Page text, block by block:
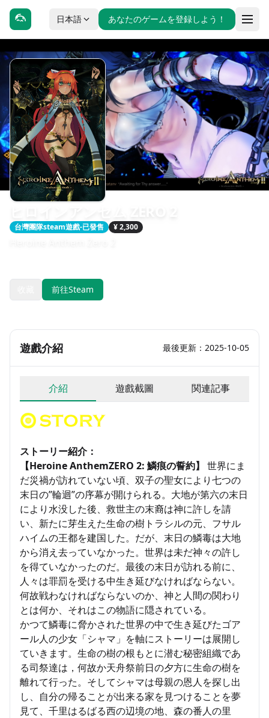
日本語 あなたのゲームを登録しよう！
台灣團隊steam遊戲-已發售 ¥ 2,300
前往Steam
遊戲介紹 最後更新：2025-10-05
介紹 遊戲截圖 関連記事
ストーリー紹介：
【Heroine AnthemZERO 2: 鱗痕の誓約】
世界にま
だ災禍が訪れていない頃、双子の聖女により七つの
末日の”輪迴”の序幕が開けられる。大地が第六の末日
により水没した後、救世主の末裔は神に許しを請
い、新たに芽生えた生命の樹トラシルの元、フサル
ハイムの王都を建国した。だが、末日の鱗毒は大地
から消え去っていなかった。世界は未だ神々の許し
を得ていなかったのだ。最後の末日が訪れる前に、
人々は罪罰を受ける中生き延びなければならない。
何故戦わなければならないのか、神と人間の関わり
とは何か、それはこの物語に隠されている。
かつて鱗毒に脅かされた世界の中で生き延びたゴア
ール人の少女「シャマ」を軸にストーリーは展開し
ていきます。生命の樹の根もとに潜む秘密組織であ
る司祭達は，何故か天舟祭前日の夕方に生命の樹を
離れて行った。そしてシャマは母親の恩人を探し出
し、自分の帰ることが出来る家を見つけることを夢
見て、千里はるばる西の辺境の地、森の番人の里